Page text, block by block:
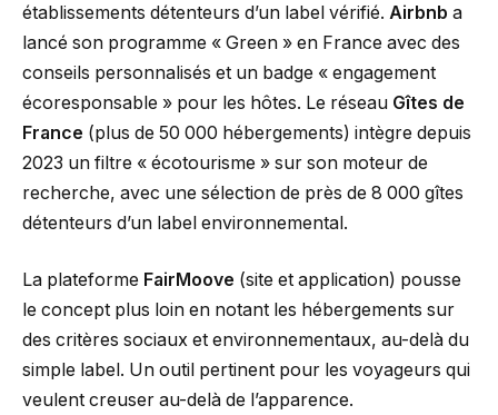
établissements détenteurs d’un label vérifié. Airbnb a
lancé son programme « Green » en France avec des
conseils personnalisés et un badge « engagement
écoresponsable » pour les hôtes. Le réseau Gîtes de
France (plus de 50 000 hébergements) intègre depuis
2023 un filtre « écotourisme » sur son moteur de
recherche, avec une sélection de près de 8 000 gîtes
détenteurs d’un label environnemental.
La plateforme FairMoove (site et application) pousse
le concept plus loin en notant les hébergements sur
des critères sociaux et environnementaux, au-delà du
simple label. Un outil pertinent pour les voyageurs qui
veulent creuser au-delà de l’apparence.